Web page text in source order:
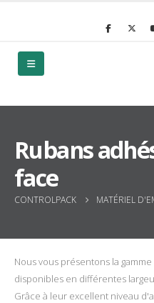
Rubans
face
CONTROLPACK MATÉRIEL
Nous vous présentons la
disponibles en différentes
Grâce à leur excellent niveau